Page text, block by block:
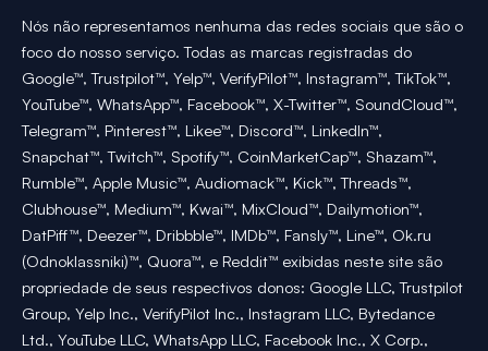
Nós não representamos nenhuma das redes sociais que são o
foco do nosso serviço. Todas as marcas registradas do
Google™, Trustpilot™, Yelp™, VerifyPilot™, Instagram™, TikTok™,
YouTube™, WhatsApp™, Facebook™, X-Twitter™, SoundCloud™,
Telegram™, Pinterest™, Likee™, Discord™, LinkedIn™,
Snapchat™, Twitch™, Spotify™, CoinMarketCap™, Shazam™,
Rumble™, Apple Music™, Audiomack™, Kick™, Threads™,
Clubhouse™, Medium™, Kwai™, MixCloud™, Dailymotion™,
DatPiff™, Deezer™, Dribbble™, IMDb™, Fansly™, Line™, Ok.ru
(Odnoklassniki)™, Quora™, e Reddit™ exibidas neste site são
propriedade de seus respectivos donos: Google LLC, Trustpilot
Group, Yelp Inc., VerifyPilot Inc., Instagram LLC, Bytedance
Ltd., YouTube LLC, WhatsApp LLC, Facebook Inc., X Corp.,